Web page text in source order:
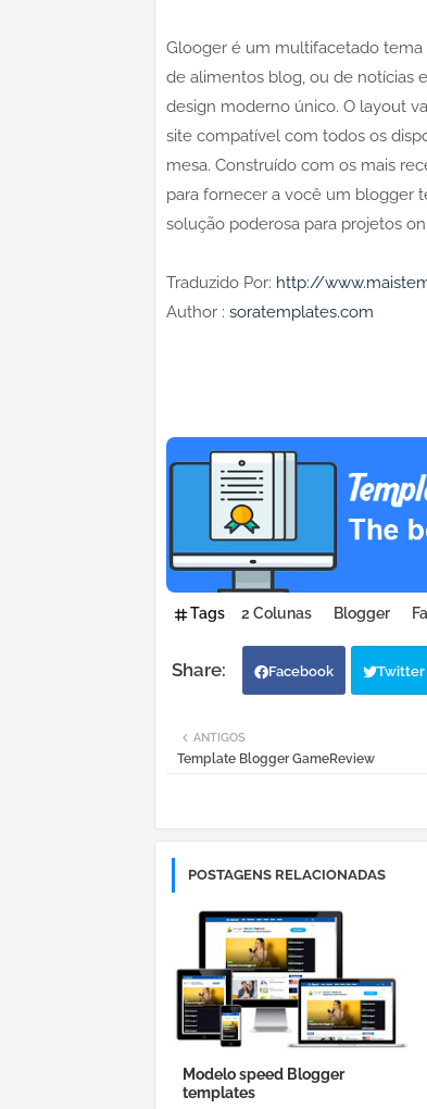
Glooger é um multifacetado
de alimentos blog, ou de notícias
design moderno único. O layout
site compatível com todos os
mesa. Construído com os mais
para fornecer a você um blogger
solução poderosa para projetos
Traduzido Por: http://
Author : soratemplates.com
Tags 2 Colunas Blogger
Facebook Twitter
ANTIGOS
Template Blogger GameReview
POSTAGENS RELACIONADAS
Modelo speed Blogger
templates